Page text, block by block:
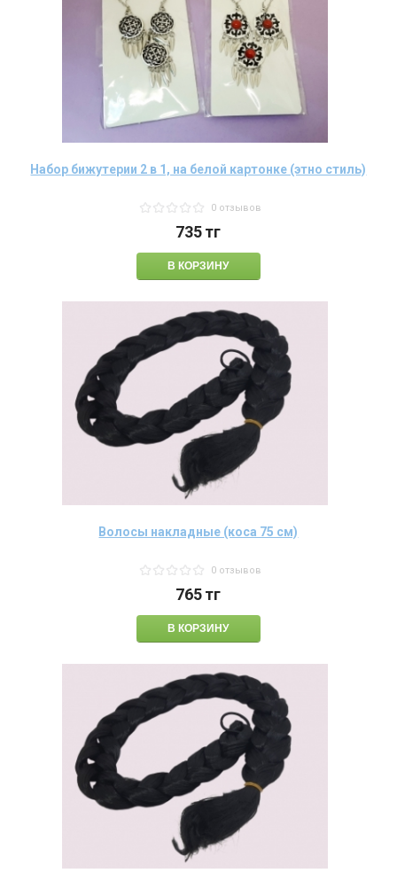
Набор бижутерии 2 в 1, на белой картонке (этно стиль)
0 отзывов
735тг
Волосы накладные (коса 75 см)
0 отзывов
765тг